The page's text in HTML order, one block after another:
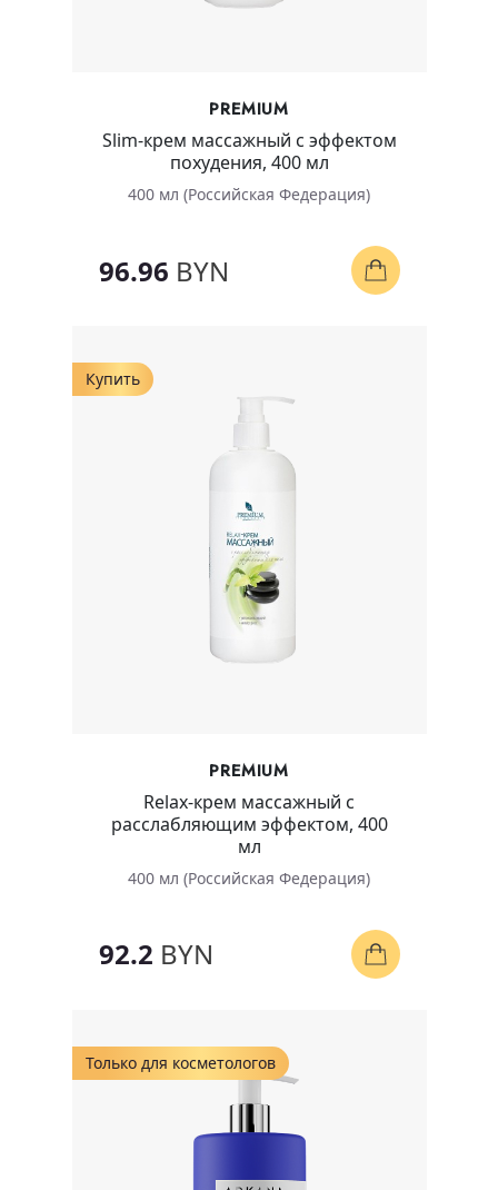
PREMIUM
Slim-крем массажный с эффектом
похудения, 400 мл
400 мл (Российская Федерация)
96.96 BYN
Купить
PREMIUM
Relax-крем массажный с
расслабляющим эффектом, 400
мл
400 мл (Российская Федерация)
92.2 BYN
Только для косметологов